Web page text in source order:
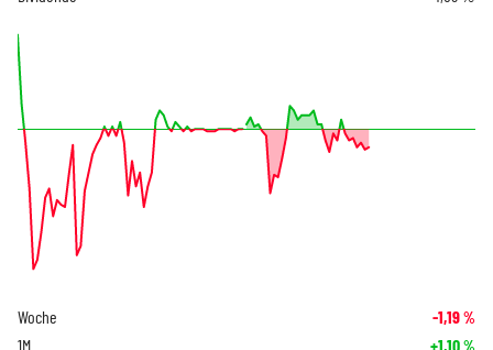
Woche -1,19%
1M +1,10